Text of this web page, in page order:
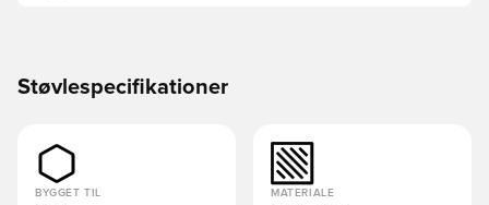
Støvlespecifikationer
BYGGET TIL MATERIALE